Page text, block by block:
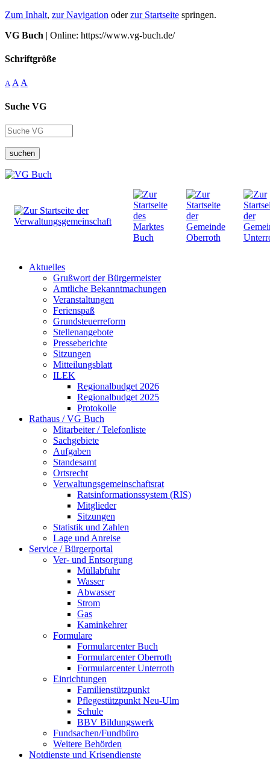
Zum Inhalt, zur Navigation oderzur Startseite springen.
VG Buch | Online: https://www.vg-buch.de/
Schriftgröße
A A A
Suche VG
suchen
Aktuelles
Grußwort der Bürgermeister
Amtliche Bekanntmachungen
Veranstaltungen
Ferienspaß
Grundsteuerreform
Stellenangebote
Presseberichte
Sitzungen
Mitteilungsblatt
ILEK
Regionalbudget 2026
Regionalbudget 2025
Protokolle
Rathaus / VG Buch
Mitarbeiter / Telefonliste
Sachgebiete
Aufgaben
Standesamt
Ortsrecht
Verwaltungsgemeinschaftsrat
Ratsinformationssystem (RIS)
Mitglieder
Sitzungen
Statistik und Zahlen
Lage und Anreise
Service / Bürgerportal
Ver- und Entsorgung
Müllabfuhr
Wasser
Abwasser
Strom
Gas
Kaminkehrer
Formulare
Formularcenter Buch
Formularcenter Oberroth
Formularcenter Unterroth
Einrichtungen
Familienstützpunkt
Pflegestützpunkt Neu-Ulm
Schule
BBV Bildungswerk
Fundsachen/Fundbüro
Weitere Behörden
Notdienste und Krisendienste